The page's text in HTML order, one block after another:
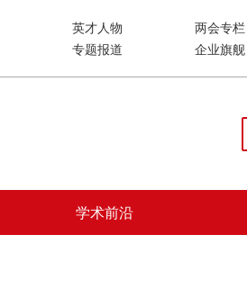
英才人物 两会专栏
专题报道 企业旗舰
学术前沿